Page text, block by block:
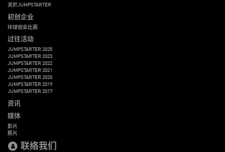
关於JUMPSTARTER
初创企业
环球创业比赛
过往活动
JUMPSTARTER 2025
JUMPSTARTER 2023
JUMPSTARTER 2022
JUMPSTARTER 2021
JUMPSTARTER 2020
JUMPSTARTER 2019
JUMPSTARTER 2017
资讯
媒体
影片
照片
联络我们